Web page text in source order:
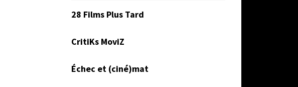
28 Films Plus Tard
CritiKs MoviZ
Échec et (ciné)mat